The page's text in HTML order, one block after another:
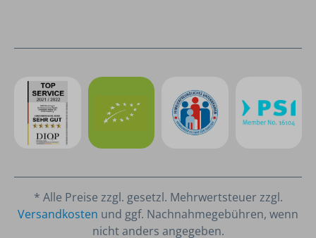
* Alle Preise zzgl. gesetzl. Mehrwertsteuer zzgl.
Versandkosten und ggf. Nachnahmegebühren, wenn
nicht anders angegeben.